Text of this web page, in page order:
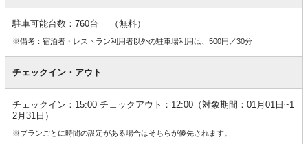
駐車可能台数：760台 （無料）
※備考：宿泊者・レストラン利用者以外の駐車場利用は、500円／30分
チェックイン・アウト
チェックイン：15:00 チェックアウト：12:00（対象期間：01月01日~1
2月31日）
※プランごとに時間の設定がある場合はそちらが優先されます。